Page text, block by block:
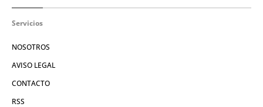
Servicios
NOSOTROS
AVISO LEGAL
CONTACTO
RSS